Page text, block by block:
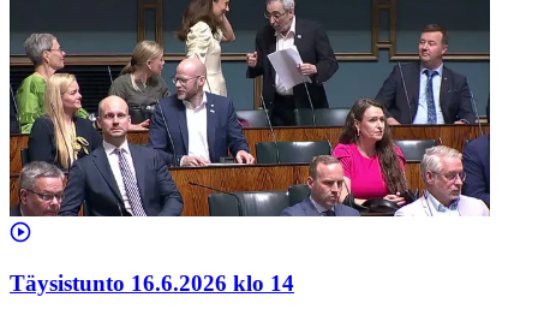
Täysistunto 16.6.2026 klo 14